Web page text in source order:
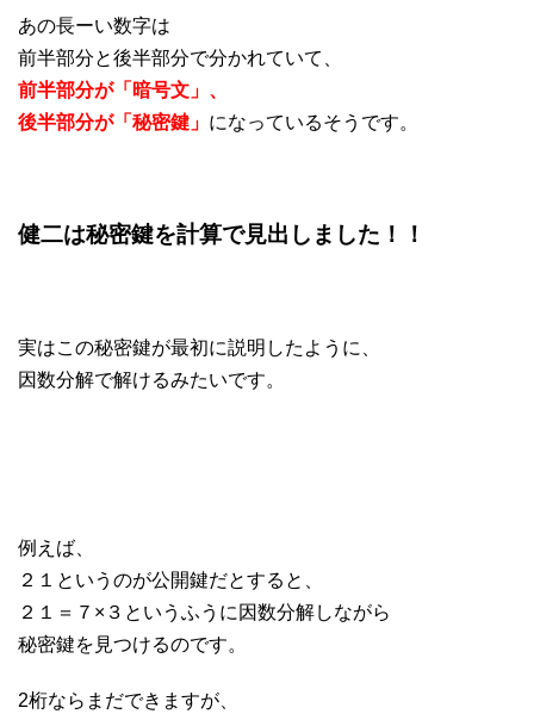
あの長ーい数字は
前半部分と後半部分で分かれていて、
前半部分が「暗号文」、
後半部分が「秘密鍵」 になっているそうです。
健二は秘密鍵を計算で見出しました！！
実はこの秘密鍵が最初に説明したように、
因数分解で解けるみたいです。
例えば、
２１というのが公開鍵だとすると、
２１＝７×３というふうに因数分解しながら
秘密鍵を見つけるのです。
2桁ならまだできますが、